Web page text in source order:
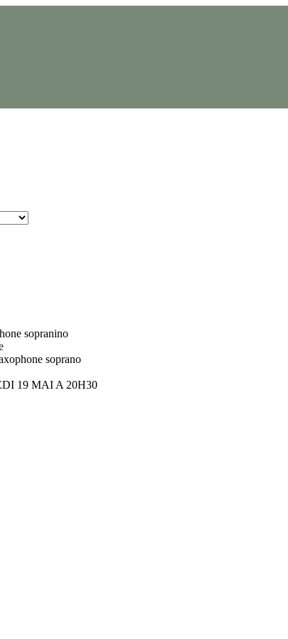
sopranino
soprano
19 MAI A 20H30